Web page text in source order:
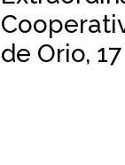
de Orio,